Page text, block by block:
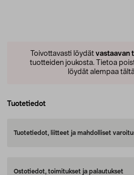
Toivottavasti löydät vastaavan
tuotteiden joukosta. Tietoa
löydät alempaa
Tuotetiedot
Tuotetiedot, liitteet ja mahdolliset
Ostotiedot, toimitukset ja palautukset